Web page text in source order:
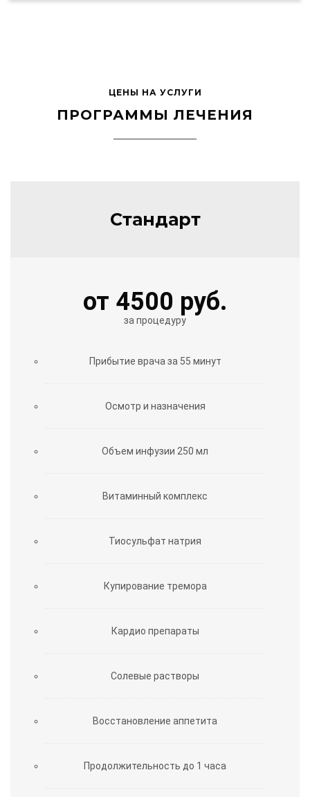
ЦЕНЫ НА УСЛУГИ
ПРОГРАММЫ ЛЕЧЕНИЯ
Стандарт
от 4500 руб.
за процедуру
Прибытие врача за 55 минут
Осмотр и назначения
Объем инфузии 250 мл
Витаминный комплекс
Тиосульфат натрия
Купирование тремора
Кардио препараты
Солевые растворы
Восстановление аппетита
Продолжительность до 1 часа